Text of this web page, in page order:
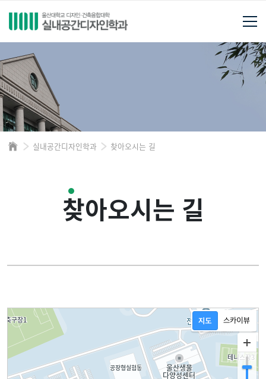
실내공간디자인학과 찾아오시는 길
찾아오시는 길